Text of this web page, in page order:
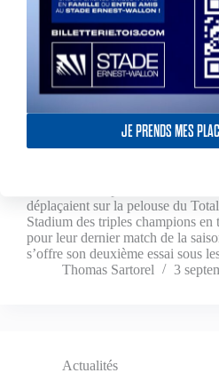
JE PRENDS MES
déplaçaient sur la pelouse du
Stadium des triples champions en
pour leur dernier match de la
s’offre son deuxième essai sous
Thomas Sartorel
3
Actualités